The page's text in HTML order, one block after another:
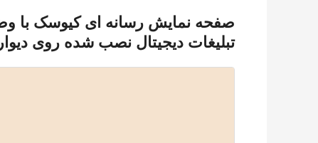
تبلیغات دیجیتال نصب شده روی دیوار